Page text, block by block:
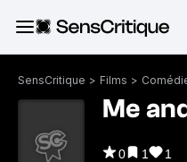
SensCritique > Films >
Me
0 1 1